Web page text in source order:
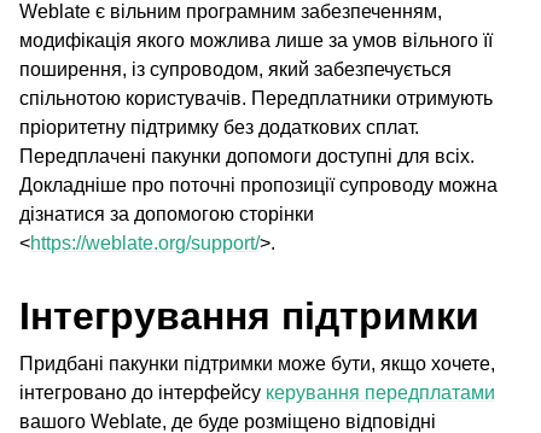
Weblate є вільним програмним забезпеченням,
модифікація якого можлива лише за умов вільного її
поширення, із супроводом, який забезпечується
спільнотою користувачів. Передплатники отримують
пріоритетну підтримку без додаткових сплат.
Передплачені пакунки допомоги доступні для всіх.
Докладніше про поточні пропозиції супроводу можна
дізнатися за допомогою сторінки
<https://weblate.org/support/>.
Інтегрування підтримки
Придбані пакунки підтримки може бути, якщо хочете,
інтегровано до інтерфейсу керування передплатами
вашого Weblate, де буде розміщено відповідні